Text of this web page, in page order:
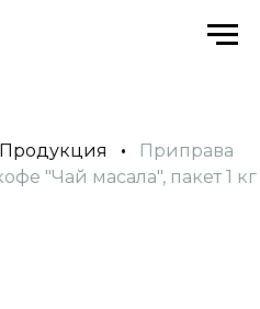
Продукция •
Приправа
"Чай масала", пакет 1 кг